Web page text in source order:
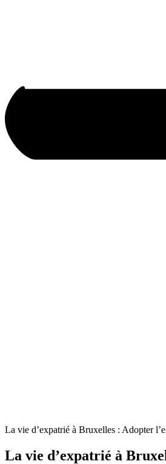
La vie d’expatrié à Bruxelles : Adopter
La vie d’expatrié à